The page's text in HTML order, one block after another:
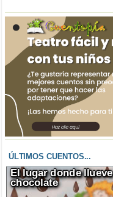
ÚLTIMOS CUENTOS...
El lugar donde llueve
chocolate